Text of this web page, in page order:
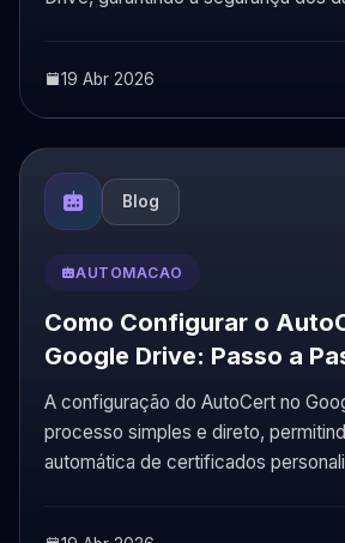
19 Abr 2026
Blog
AUTOMACAO
Como Configurar o
Google Drive: Passo a
A configuração do AutoCert no
processo simples e direto,
automática de certificados